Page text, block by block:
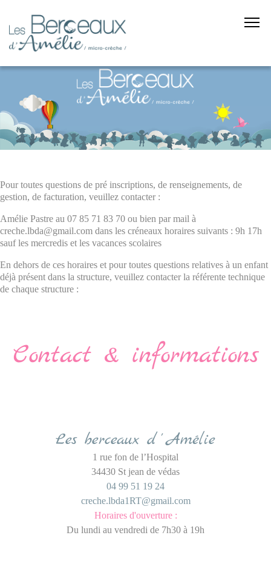
Pour toutes questions de pré inscriptions, de renseignements, de
gestion, de facturation, veuillez contacter :
Amélie Pastre au 07 85 71 83 70 ou bien par mail à
creche.lbda@gmail.com dans les créneaux horaires suivants : 9h 17h
sauf les mercredis et les vacances scolaires
En dehors de ces horaires et pour toutes questions relatives à un enfant
déjà présent dans la structure, veuillez contacter la référente technique
de chaque structure :
Contact & informations
Les berceaux d ' Amélie
1 rue fon de l’Hospital
34430 St jean de védas
04 99 51 19 24
creche.lbda1RT@gmail.com
Horaires d'ouverture :
Du lundi au vendredi de 7h30 à 19h